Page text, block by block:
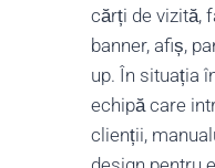
cărți de vizită,
banner, afiș,
up. În situația
echipă care
clienții,